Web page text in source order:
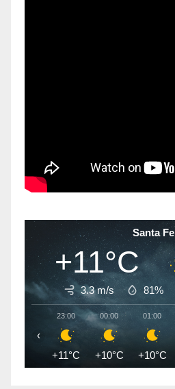
Santa Fe
+11°C
3.3 m/s 81%
23:00
+11°C
00:00
+10°C
01:00
+10°C
‹